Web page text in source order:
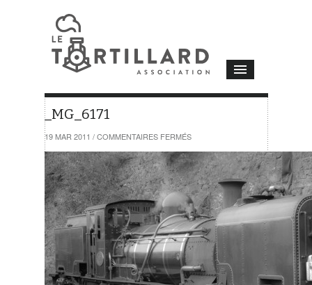
_MG_6171
19 MAR 2011 / COMMENTAIRES FERMÉSSUR